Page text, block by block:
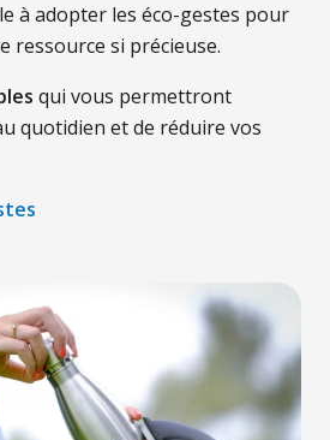
à adopter les éco-gestes pour
ressource si précieuse.
qui vous permettront
quotidien et de réduire vos